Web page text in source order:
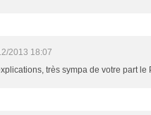
2013 18:07
très sympa de votre part le